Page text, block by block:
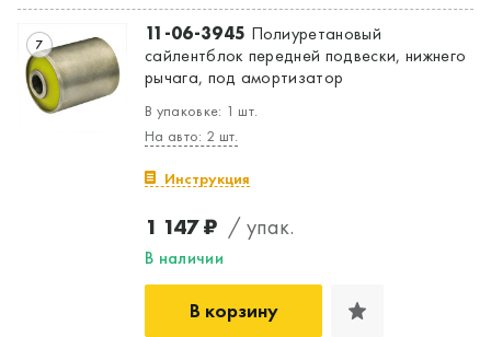
7 11-06-3945 Полиуретановый
сайлентблок передней подвески, нижнего
рычага, под амортизатор
В упаковке: 1 шт.
На авто: 2 шт.
Инструкция
1 147 ₽ / упак.
В наличии
В корзину